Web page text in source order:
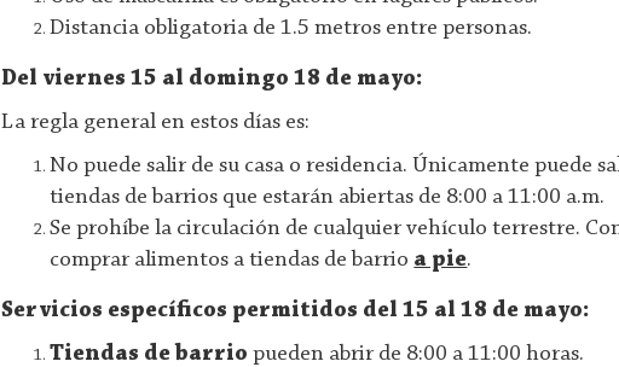
Distancia obligatoria de 1.5 metros entre personas.
Del viernes 15 al domingo 18 de mayo:
La regla general en estos días es:
No puede salir de su casa o residencia. Únicamente puede
tiendas de barrios que estarán abiertas de 8:00 a 11:00 a.m.
Se prohíbe la circulación de cualquier vehículo terrestre.
comprar alimentos a tiendas de barrio a pie.
Servicios específicos permitidos del 15 al 18 de mayo:
Tiendas de barriopueden abrir de 8:00 a 11:00 horas.